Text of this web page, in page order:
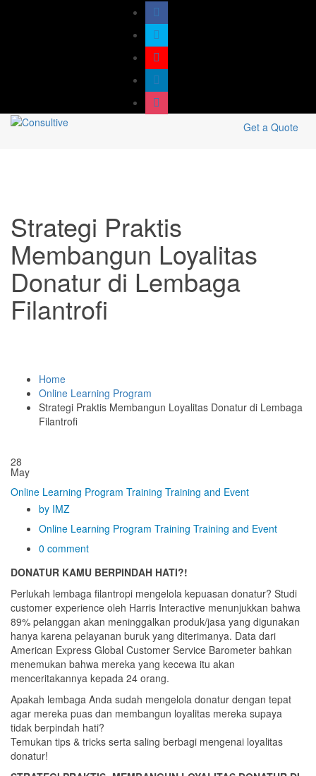
Get a Quote
Strategi Praktis
Membangun Loyalitas
Donatur di Lembaga
Filantrofi
Home
Online Learning Program
Strategi Praktis Membangun Loyalitas Donatur di Lembaga
Filantrofi
28
May
Online Learning Program Training Training and Event
by IMZ
Online Learning Program Training Training and Event
0 comment
DONATUR KAMU BERPINDAH HATI?!
Perlukah lembaga filantropi mengelola kepuasan donatur? Studi
customer experience oleh Harris Interactive menunjukkan bahwa
89% pelanggan akan meninggalkan produk/jasa yang digunakan
hanya karena pelayanan buruk yang diterimanya. Data dari
American Express Global Customer Service Barometer bahkan
menemukan bahwa mereka yang kecewa itu akan
menceritakannya kepada 24 orang.
Apakah lembaga Anda sudah mengelola donatur dengan tepat
agar mereka puas dan membangun loyalitas mereka supaya
tidak berpindah hati?
Temukan tips & tricks serta saling berbagi mengenai loyalitas
donatur!